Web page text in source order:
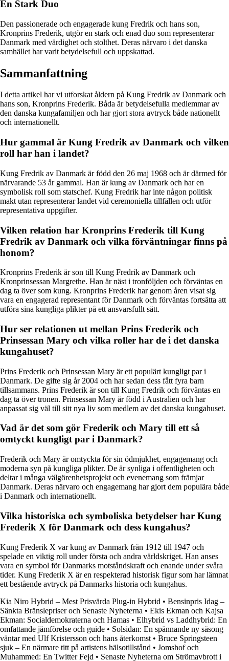
En Stark Duo
Den passionerade och engagerade kung Fredrik och hans son,
Kronprins Frederik, utgör en stark och enad duo som representerar
Danmark med värdighet och stolthet. Deras närvaro i det danska
samhället har varit betydelsefull och uppskattad.
Sammanfattning
I detta artikel har vi utforskat åldern på Kung Fredrik av Danmark och
hans son, Kronprins Frederik. Båda är betydelsefulla medlemmar av
den danska kungafamiljen och har gjort stora avtryck både nationellt
och internationellt.
Hur gammal är Kung Fredrik av Danmark och vilken
roll har han i landet?
Kung Fredrik av Danmark är född den 26 maj 1968 och är därmed för
närvarande 53 år gammal. Han är kung av Danmark och har en
symbolisk roll som statschef. Kung Fredrik har inte någon politisk
makt utan representerar landet vid ceremoniella tillfällen och utför
representativa uppgifter.
Vilken relation har Kronprins Frederik till Kung
Fredrik av Danmark och vilka förväntningar finns på
honom?
Kronprins Frederik är son till Kung Fredrik av Danmark och
Kronprinsessan Margrethe. Han är näst i tronföljden och förväntas en
dag ta över som kung. Kronprins Frederik har genom åren visat sig
vara en engagerad representant för Danmark och förväntas fortsätta att
utföra sina kungliga plikter på ett ansvarsfullt sätt.
Hur ser relationen ut mellan Prins Frederik och
Prinsessan Mary och vilka roller har de i det danska
kungahuset?
Prins Frederik och Prinsessan Mary är ett populärt kungligt par i
Danmark. De gifte sig år 2004 och har sedan dess fått fyra barn
tillsammans. Prins Frederik är son till Kung Fredrik och förväntas en
dag ta över tronen. Prinsessan Mary är född i Australien och har
anpassat sig väl till sitt nya liv som medlem av det danska kungahuset.
Vad är det som gör Frederik och Mary till ett så
omtyckt kungligt par i Danmark?
Frederik och Mary är omtyckta för sin ödmjukhet, engagemang och
moderna syn på kungliga plikter. De är synliga i offentligheten och
deltar i många välgörenhetsprojekt och evenemang som främjar
Danmark. Deras närvaro och engagemang har gjort dem populära både
i Danmark och internationellt.
Vilka historiska och symboliska betydelser har Kung
Frederik X för Danmark och dess kungahus?
Kung Frederik X var kung av Danmark från 1912 till 1947 och
spelade en viktig roll under första och andra världskriget. Han anses
vara en symbol för Danmarks motståndskraft och enande under svåra
tider. Kung Frederik X är en respekterad historisk figur som har lämnat
ett bestående avtryck på Danmarks historia och kungahus.
Kia Niro Hybrid – Mest Prisvärda Plug-in Hybrid • Bensinpris Idag –
Sänkta Bränslepriser och Senaste Nyheterna • Ekis Ekman och Kajsa
Ekman: Socialdemokraterna och Hamas • Elhybrid vs Laddhybrid: En
omfattande jämförelse och guide • Solsidan: En spännande ny säsong
väntar med Ulf Kristersson och hans återkomst • Bruce Springsteen
sjuk – En närmare titt på artistens hälsotillstånd • Jomshof och
Muhammed: En Twitter Fejd • Senaste Nyheterna om Strömavbrott i